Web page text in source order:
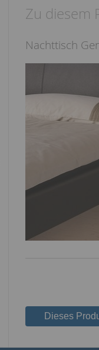
Zu diesem
Nachttisch
Dieses